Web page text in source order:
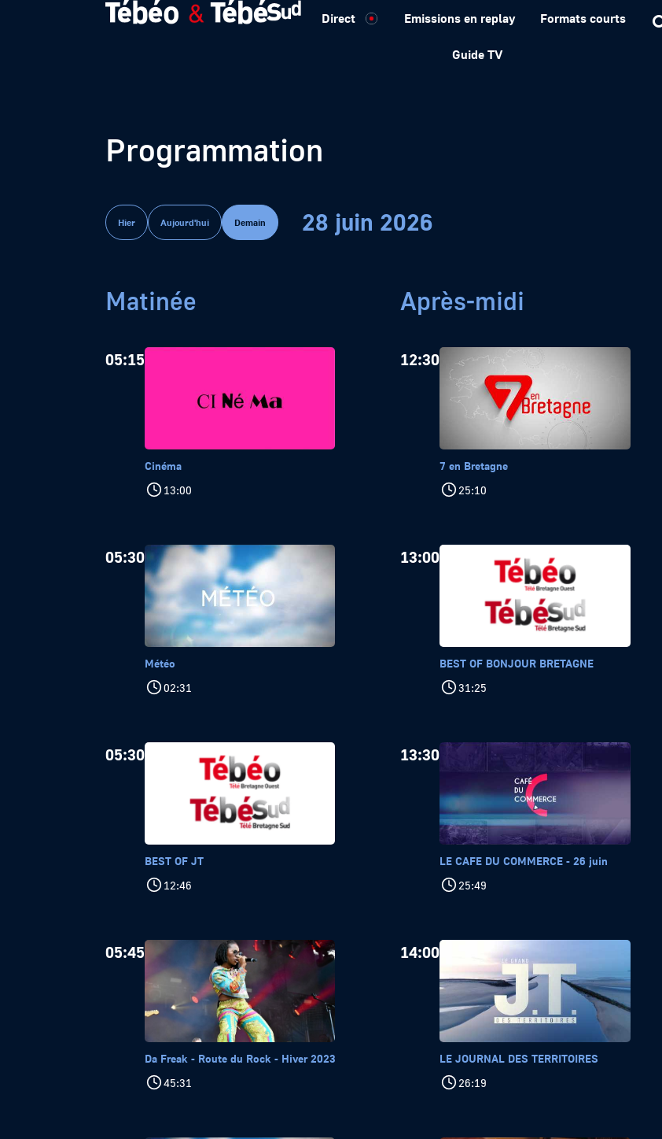
Direct Emissions en replay Formats courts
Guide TV
Programmation
Hier Aujourd'hui Demain 28 juin 2026
Matinée
05:15
Cinéma
13:00
05:30
Météo
02:31
05:30
BEST OF JT
12:46
05:45
Da Freak - Route du Rock - Hiver 2023
45:31
Après-midi
12:30
7 en Bretagne
25:10
13:00
BEST OF BONJOUR BRETAGNE
31:25
13:30
LE CAFE DU COMMERCE - 26 juin
25:49
14:00
LE JOURNAL DES TERRITOIRES
26:19